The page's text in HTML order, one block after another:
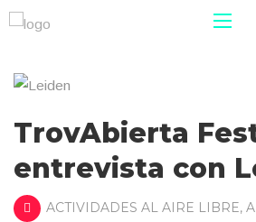
TrovAbierta
entrevista con
ACTIVIDADES AL AIRE LIBRE,